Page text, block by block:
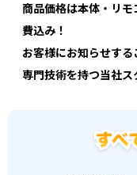
商品価格は本体・リ
費込み！
お客様にお知らせする
専門技術を持つ当社ス